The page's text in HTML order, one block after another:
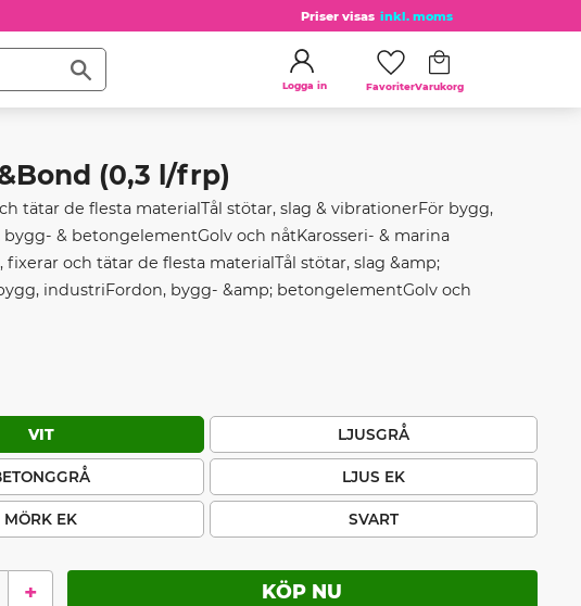
Priser visas inkl. moms
Logga in
Favoriter
Kundvagn
(0,3 l/frp)
tätar de flesta materialTål stötar, slag & vibrationerFör bygg,
& betongelementGolv och nåtKarosseri- & marina
och tätar de flesta materialTål stötar, slag &amp;
industriFordon, bygg- &amp; betongelementGolv och
VIT LJUSGRÅ
LJUS EK
MÖRK EK SVART
+